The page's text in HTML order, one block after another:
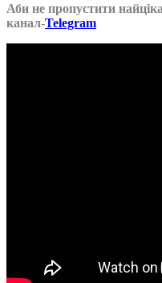
Аби не пропустити
канал-Telegram